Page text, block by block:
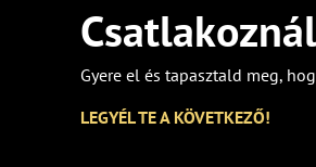
Gyere el és tapasztald meg,
LEGYÉL TE A KÖVETKEZŐ!